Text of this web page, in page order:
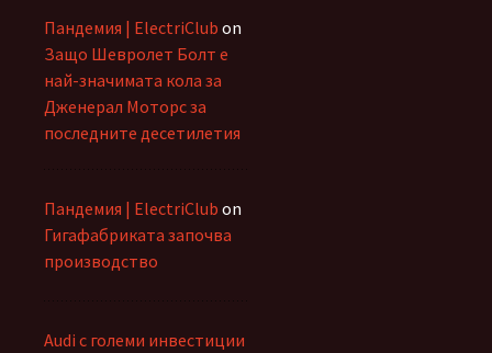
Пандемия | ElectriClub on
Защо Шевролет Болт е
най-значимата кола за
Дженерал Моторс за
последните десетилетия
Пандемия | ElectriClub on
Гигафабриката започва
производство
Audi с големи инвестиции